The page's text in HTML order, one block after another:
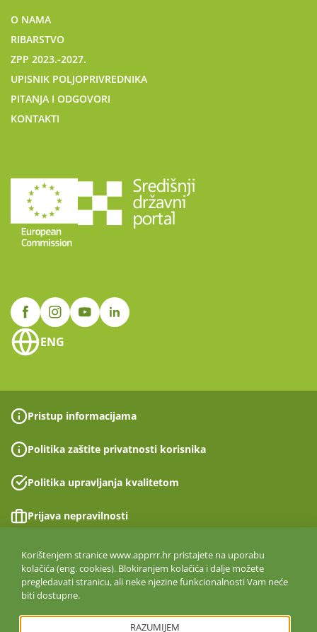
O NAMA
RIBARSTVO
ZPP 2023.-2027.
UPISNIK POLJOPRIVREDNIKA
PITANJA I ODGOVORI
KONTAKTI
ENG
Pristup informacijama
Politika zaštite privatnosti korisnika
Politika upravljanja kvalitetom
Prijava nepravilnosti
Izjava o pristupačnosti
Politika informacijske sigurnosti
ISO 27001:2022
Korištenjem stranice www.apprrr.hr pristajete na uporabu
kolačića (eng. cookies). Blokiranjem kolačića i dalje možete
pregledavati stranicu, ali neke njezine funkcionalnosti Vam neće
biti dostupne.
RAZUMIJEM